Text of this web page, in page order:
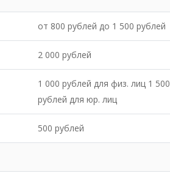
от 800 рублей до 1 500 рублей
2 000 рублей
1 000 рублей для физ. лиц 1 500
рублей для юр. лиц
500 рублей